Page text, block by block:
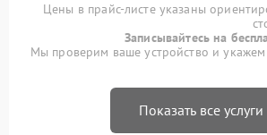
Цены в прайс-листе указаны
Записывайтесь на
Мы проверим ваше устройство и укажем
Показать все услуги